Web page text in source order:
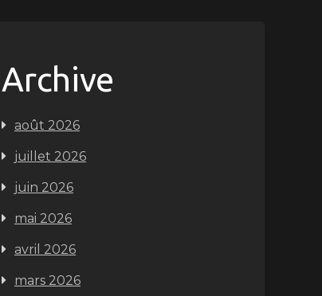
Archive
août 2026
juillet 2026
juin 2026
mai 2026
avril 2026
mars 2026